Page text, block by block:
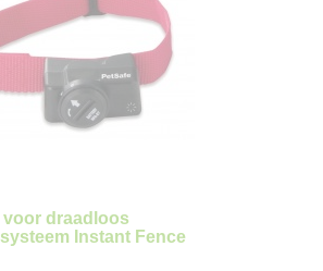
draadloos
Instant Fence